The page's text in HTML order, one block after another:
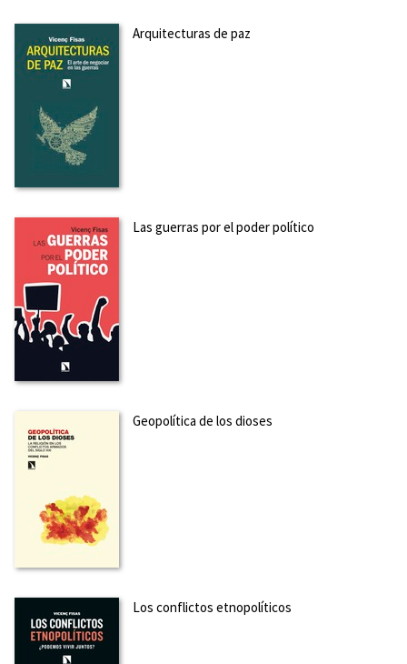
Arquitecturas de paz
Las guerras por el poder político
Geopolítica de los dioses
Los conflictos etnopolíticos